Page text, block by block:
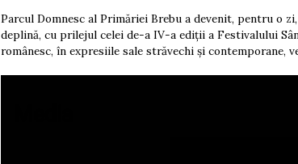
Parcul Domnesc al Primăriei Brebu a devenit, pentru o
deplină, cu prilejul celei de-a IV-a ediții a Festivalului
românesc, în expresiile sale străvechi și